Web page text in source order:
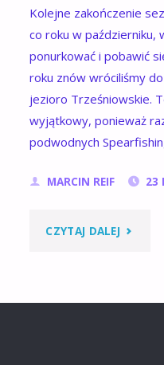
Kolejne zakończenie
co roku w październiku,
ponurkować i pobawić
roku znów wróciliśmy
jezioro Trześniowskie.
wyjątkowy, ponieważ
podwodnych
MARCIN REIF 23
CZYTAJ DALEJ
2013